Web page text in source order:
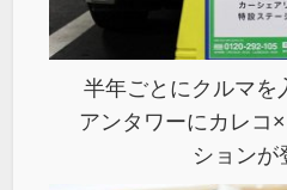
半年ごとにクルマを
アンタワーにカレコ
ションが